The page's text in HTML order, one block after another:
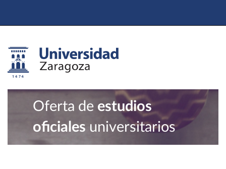
Oferta de estudios
oficiales universitarios